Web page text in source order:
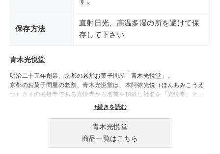
保存方法
直射日光、高温多湿の所を避けて保
存して下さい
青木光悦堂
明治二十五年創業、京都の老舗お菓子問屋「青木光悦堂」。
京都のお菓子問屋の老舗、青木光悦堂は、本阿弥光悦（ほんあみこうえ
つ）さまの菩提寺である光悦寺から名前を頂戴し社名を「光悦堂」としま
た『心なごむ故郷の銘菓』で、お客さまの喜びを創造することを創業の精
「一つ一つを丁寧に､一人一人を大切に」の心で、本物の銘菓を日本中
に、世界中にお届けします。
+続きを読む
青木光悦堂
商品一覧はこちら